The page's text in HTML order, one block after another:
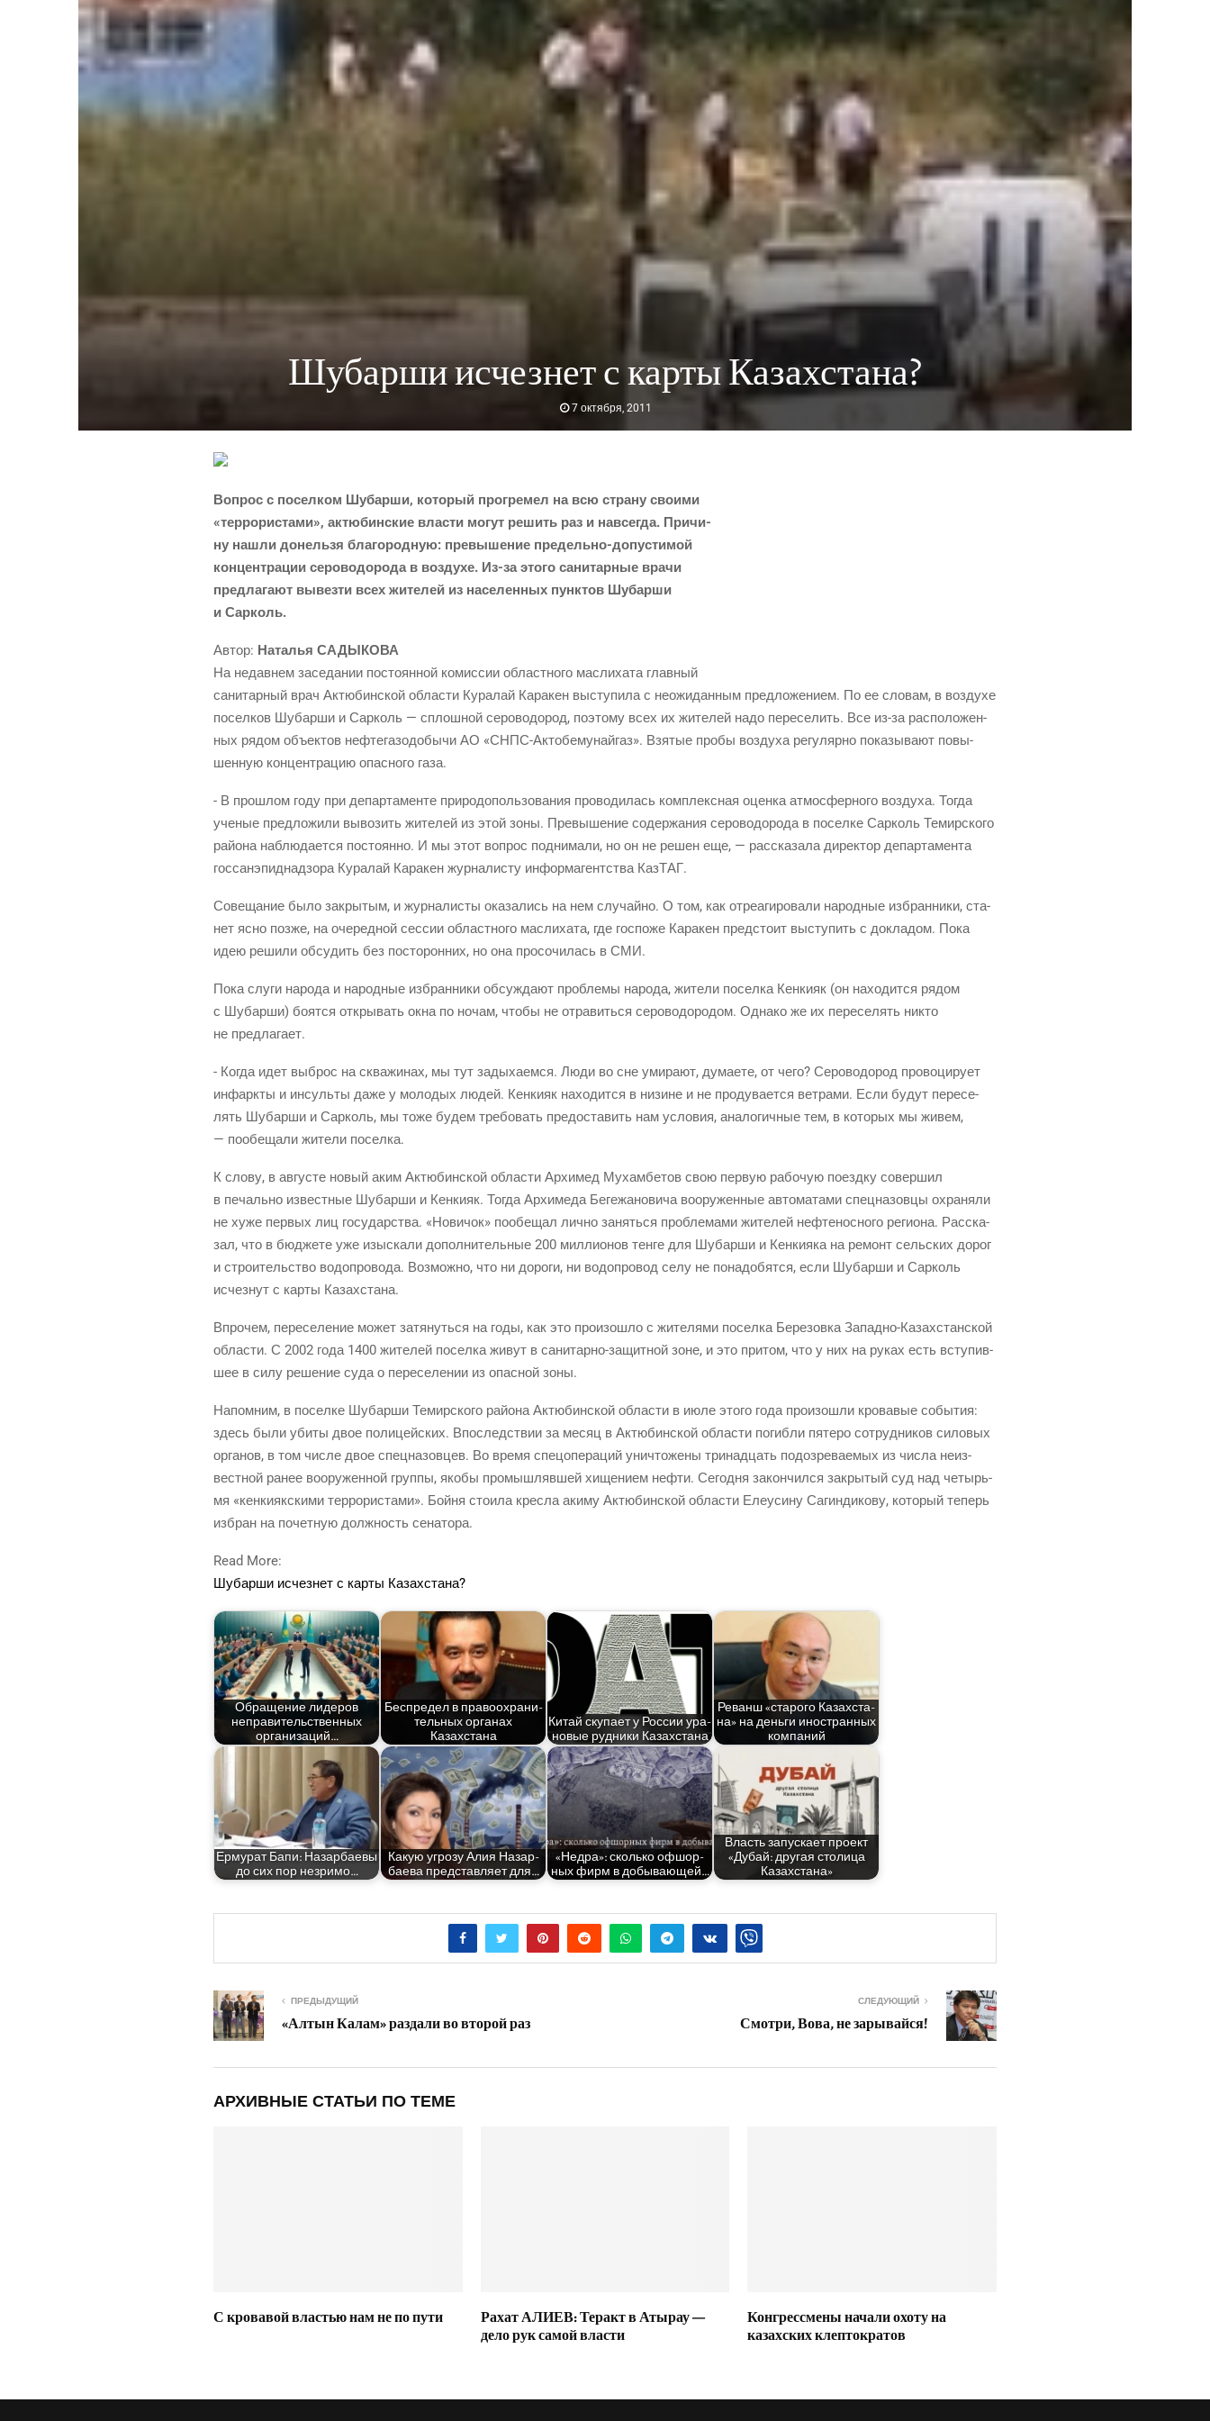
Шубарши исчезнет с карты Казахстана?
7 октября, 2011
Вопрос с посел­ком Шубар­ши, кото­рый про­гре­мел на всю стра­ну сво­и­ми
«тер­ро­ри­ста­ми», актю­бин­ские вла­сти могут решить раз и навсе­гда. При­чи­
ну нашли донель­зя бла­го­род­ную: пре­вы­ше­ние пре­дель­но-допу­сти­мой
кон­цен­тра­ции серо­во­до­ро­да в воз­ду­хе. Из-за это­го сани­тар­ные вра­чи
пред­ла­га­ют вывез­ти всех жите­лей из насе­лен­ных пунк­тов Шубар­ши
и Сарколь.
Автор: Ната­лья САДЫКОВА
На недав­нем засе­да­нии посто­ян­ной комис­сии област­но­го мас­ли­ха­та глав­ный
сани­тар­ный врач Актю­бин­ской обла­сти Кура­лай Кара­кен высту­пи­ла с неожи­дан­ным пред­ло­же­ни­ем. По ее сло­вам, в воз­ду­хе
посел­ков Шубар­ши и Сар­коль — сплош­ной серо­во­до­род, поэто­му всех их жите­лей надо пере­се­лить. Все из-за рас­по­ло­жен­
ных рядом объ­ек­тов неф­те­га­зо­до­бы­чи АО «СНПС-Акто­бе­му­най­газ». Взя­тые про­бы воз­ду­ха регу­ляр­но пока­зы­ва­ют повы­
шен­ную кон­цен­тра­цию опас­но­го газа.
- В про­шлом году при депар­та­мен­те при­ро­до­поль­зо­ва­ния про­во­ди­лась ком­плекс­ная оцен­ка атмо­сфер­но­го воз­ду­ха. Тогда
уче­ные пред­ло­жи­ли выво­зить жите­лей из этой зоны. Пре­вы­ше­ние содер­жа­ния серо­во­до­ро­да в посел­ке Сар­коль Темир­ско­го
рай­о­на наблю­да­ет­ся посто­ян­но. И мы этот вопрос под­ни­ма­ли, но он не решен еще, — рас­ска­за­ла дирек­тор депар­та­мен­та
гос­санэпид­над­зо­ра Кура­лай Кара­кен жур­на­ли­сту инфор­ма­гент­ства КазТАГ.
Сове­ща­ние было закры­тым, и жур­на­ли­сты ока­за­лись на нем слу­чай­но. О том, как отре­а­ги­ро­ва­ли народ­ные избран­ни­ки, ста­
нет ясно поз­же, на оче­ред­ной сес­сии област­но­го мас­ли­ха­та, где гос­по­же Кара­кен пред­сто­ит высту­пить с докла­дом. Пока
идею реши­ли обсу­дить без посто­рон­них, но она про­со­чи­лась в СМИ.
Пока слу­ги наро­да и народ­ные избран­ни­ки обсуж­да­ют про­бле­мы наро­да, жите­ли посел­ка Кен­ки­як (он нахо­дит­ся рядом
с Шубар­ши) боят­ся откры­вать окна по ночам, что­бы не отра­вить­ся серо­во­до­ро­дом. Одна­ко же их пере­се­лять никто
не предлагает.
- Когда идет выброс на сква­жи­нах, мы тут зады­ха­ем­ся. Люди во сне уми­ра­ют, дума­е­те, от чего? Серо­во­до­род про­во­ци­ру­ет
инфарк­ты и инсуль­ты даже у моло­дых людей. Кен­ки­як нахо­дит­ся в низине и не про­ду­ва­ет­ся вет­ра­ми. Если будут пере­се­
лять Шубар­ши и Сар­коль, мы тоже будем тре­бо­вать предо­ста­вить нам усло­вия, ана­ло­гич­ные тем, в кото­рых мы живем,
— пообе­ща­ли жите­ли поселка.
К сло­ву, в авгу­сте новый аким Актю­бин­ской обла­сти Архи­мед Мухам­бе­тов свою первую рабо­чую поезд­ку совер­шил
в печаль­но извест­ные Шубар­ши и Кен­ки­як. Тогда Архи­ме­да Беге­жа­но­ви­ча воору­жен­ные авто­ма­та­ми спец­на­зов­цы охра­ня­ли
не хуже пер­вых лиц госу­дар­ства. «Нови­чок» пообе­щал лич­но занять­ся про­бле­ма­ми жите­лей неф­те­нос­но­го реги­о­на. Рас­ска­
зал, что в бюд­же­те уже изыс­ка­ли допол­ни­тель­ные 200 мил­ли­о­нов тен­ге для Шубар­ши и Кен­ки­я­ка на ремонт сель­ских дорог
и стро­и­тель­ство водо­про­во­да. Воз­мож­но, что ни доро­ги, ни водо­про­вод селу не пона­до­бят­ся, если Шубар­ши и Сар­коль
исчез­нут с кар­ты Казахстана.
Впро­чем, пере­се­ле­ние может затя­нуть­ся на годы, как это про­изо­шло с жите­ля­ми посел­ка Бере­зов­ка Запад­но-Казах­стан­ской
обла­сти. С 2002 года 1400 жите­лей посел­ка живут в сани­тар­но-защит­ной зоне, и это при­том, что у них на руках есть всту­пив­
шее в силу реше­ние суда о пере­се­ле­нии из опас­ной зоны.
Напом­ним, в посел­ке Шубар­ши Темир­ско­го рай­о­на Актю­бин­ской обла­сти в июле это­го года про­изо­шли кро­ва­вые собы­тия:
здесь были уби­ты двое поли­цей­ских. Впо­след­ствии за месяц в Актю­бин­ской обла­сти погиб­ли пяте­ро сотруд­ни­ков сило­вых
орга­нов, в том чис­ле двое спец­на­зов­цев. Во вре­мя спе­цо­пе­ра­ций уни­что­же­ны три­на­дцать подо­зре­ва­е­мых из чис­ла неиз­
вест­ной ранее воору­жен­ной груп­пы, яко­бы про­мыш­ляв­шей хище­ни­ем неф­ти. Сего­дня закон­чил­ся закры­тый суд над четырь­
мя «кен­ки­як­ски­ми тер­ро­ри­ста­ми». Бой­ня сто­и­ла крес­ла аки­му Актю­бин­ской обла­сти Еле­уси­ну Сагин­ди­ко­ву, кото­рый теперь
избран на почет­ную долж­ность сенатора.
Read More:
Шубар­ши исчез­нет с кар­ты Казахстана?
Обра­ще­ние лиде­ров
непра­ви­тель­ствен­ных
организаций…
Бес­пре­дел в пра­во­охра­ни­
тель­ных орга­нах
Казахстана
Китай ску­па­ет у Рос­сии ура­
но­вые руд­ни­ки Казахстана
Реванш «ста­ро­го Казах­ста­
на» на день­ги ино­стран­ных
компаний
Ерму­рат Бапи: Назар­ба­е­вы
до сих пор незримо…
Какую угро­зу Алия Назар­
ба­е­ва пред­став­ля­ет для…
«Нед­ра»: сколь­ко офшор­
ных фирм в добывающей…
Власть запус­ка­ет про­ект
«Дубай: дру­гая сто­ли­ца
Казахстана»
ПРЕДЫДУЩИЙ
«Алтын Калам» раздали во второй раз
СЛЕДУЮЩИЙ
Смотри, Вова, не зарывайся!
АРХИВНЫЕ СТАТЬИ ПО ТЕМЕ
С кровавой властью нам не по пути
Рахат АЛИЕВ: Теракт в Атырау —
дело рук самой власти
Конгрессмены начали охоту на
казахских клептократов